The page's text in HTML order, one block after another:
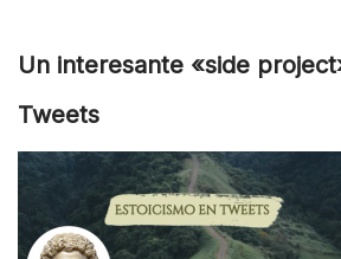
Un interesante «side
Tweets